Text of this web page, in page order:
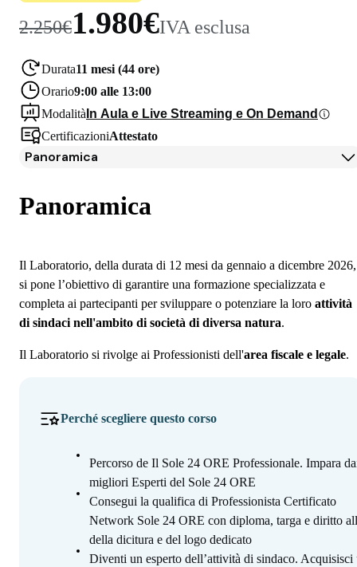
2.250€1.980€IVA esclusa
Durata11 mesi (44 ore)
Orario9:00 alle 13:00
Modalità In Aula e Live Streaming e On Demand
CertificazioniAttestato
Panoramica
Programma
Docenti
Panoramica
Il Laboratorio, della durata di 12 mesi da gennaio a dicembre 2026,
si pone l’obiettivo di garantire una formazione specializzata e
completa ai partecipanti per sviluppare o potenziare la loro attività
di sindaci nell'ambito di società di diversa natura.
Il Laboratorio si rivolge ai Professionisti dell'area fiscale e legale.
Perché scegliere questo corso
Percorso de Il Sole 24 ORE Professionale. Impara
migliori Esperti del Sole 24 ORE
Consegui la qualifica di Professionista Certificato
Network Sole 24 ORE con diploma, targa e diritto
della dicitura e del logo dedicato
Diventi un esperto dell’attività di sindaco. Acquisisci